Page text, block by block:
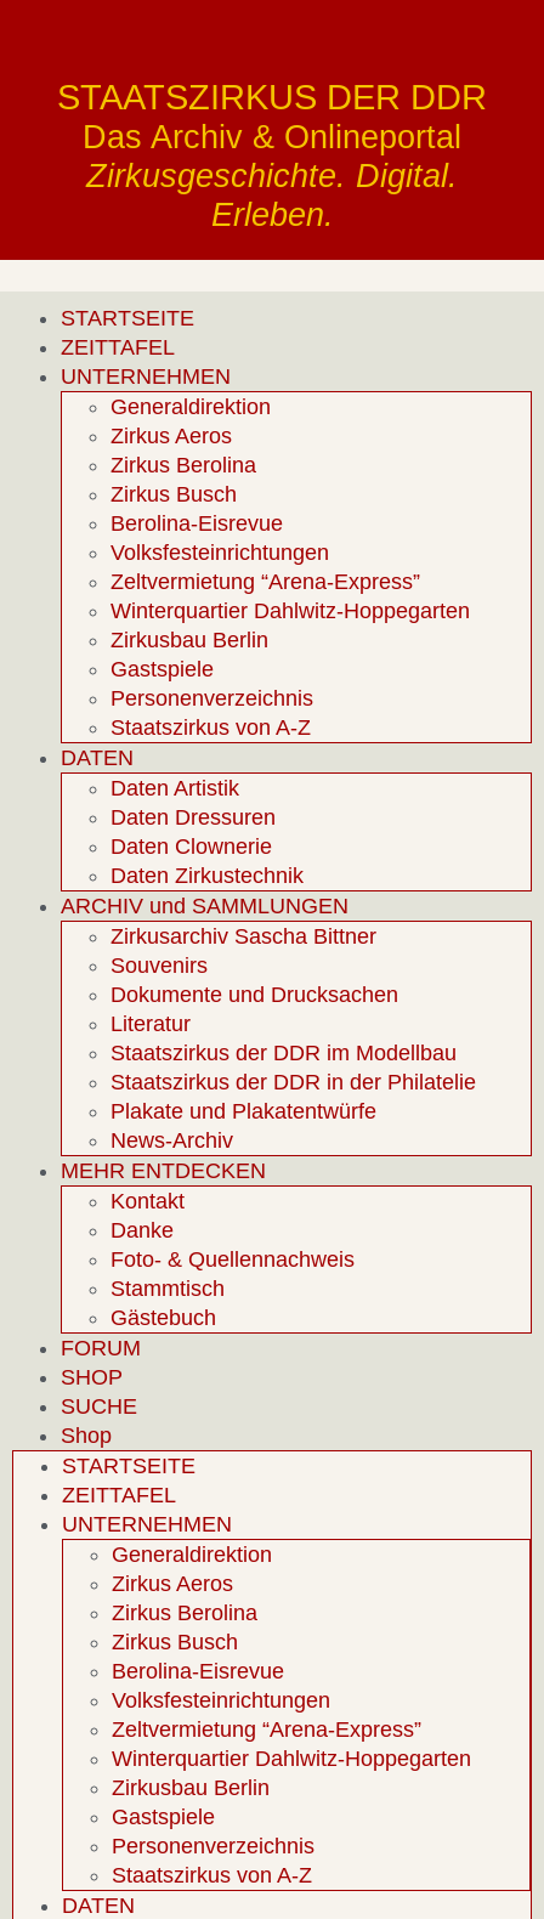
STAATSZIRKUS DER DDR
Das Archiv & Onlineportal
Zirkusgeschichte. Digital.
Erleben.
STARTSEITE
ZEITTAFEL
UNTERNEHMEN
Generaldirektion
Zirkus Aeros
Zirkus Berolina
Zirkus Busch
Berolina-Eisrevue
Volksfesteinrichtungen
Zeltvermietung “Arena-Express”
Winterquartier Dahlwitz-Hoppegarten
Zirkusbau Berlin
Gastspiele
Personenverzeichnis
Staatszirkus von A-Z
DATEN
Daten Artistik
Daten Dressuren
Daten Clownerie
Daten Zirkustechnik
ARCHIV und SAMMLUNGEN
Zirkusarchiv Sascha Bittner
Souvenirs
Dokumente und Drucksachen
Literatur
Staatszirkus der DDR im Modellbau
Staatszirkus der DDR in der Philatelie
Plakate und Plakatentwürfe
News-Archiv
MEHR ENTDECKEN
Kontakt
Danke
Foto- & Quellennachweis
Stammtisch
Gästebuch
FORUM
SHOP
SUCHE
Shop
STARTSEITE
ZEITTAFEL
UNTERNEHMEN
Generaldirektion
Zirkus Aeros
Zirkus Berolina
Zirkus Busch
Berolina-Eisrevue
Volksfesteinrichtungen
Zeltvermietung “Arena-Express”
Winterquartier Dahlwitz-Hoppegarten
Zirkusbau Berlin
Gastspiele
Personenverzeichnis
Staatszirkus von A-Z
DATEN